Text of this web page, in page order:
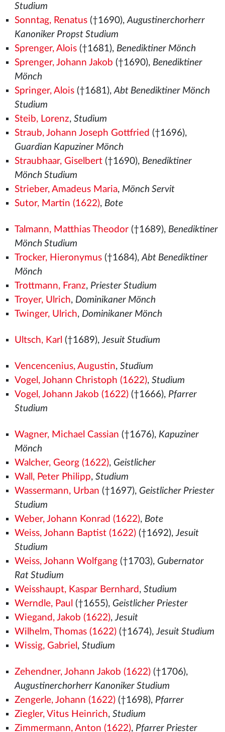
Studium
Sonntag, Renatus(†1690),Augustinerchorherr
Kanoniker Propst Studium
Sprenger, Alois(†1681), Benediktiner Mönch
Sprenger, Johann Jakob (†1690), Benediktiner
Mönch
Springer, Alois(†1681),Abt Benediktiner Mönch
Studium
Steib, Lorenz, Studium
Straub, Johann Joseph Gottfried (†1696),
Guardian Kapuziner Mönch
Straubhaar, Giselbert(†1690), Benediktiner
Mönch Studium
Strieber, Amadeus Maria, Mönch Servit
Sutor, Martin (1622), Bote
Talmann, Matthias Theodor(†1689), Benediktiner
Mönch Studium
Trocker, Hieronymus(†1684),Abt Benediktiner
Mönch
Trottmann, Franz, Priester Studium
Troyer, Ulrich, Dominikaner Mönch
Twinger, Ulrich, Dominikaner Mönch
Ultsch, Karl (†1689),Jesuit Studium
Vencencenius, Augustin, Studium
Vogel, Johann Christoph (1622), Studium
Vogel, Johann Jakob (1622)(†1666), Pfarrer
Studium
Wagner, Michael Cassian (†1676), Kapuziner
Mönch
Walcher, Georg (1622), Geistlicher
Wall, Peter Philipp, Studium
Wassermann, Urban (†1697), Geistlicher Priester
Studium
Weber, Johann Konrad (1622), Bote
Weiss, Johann Baptist (1622)(†1692),Jesuit
Studium
Weiss, Johann Wolfgang(†1703), Gubernator
Rat Studium
Weisshaupt, Kaspar Bernhard , Studium
Werndle, Paul (†1655), Geistlicher Priester
Wiegand, Jakob (1622),Jesuit
Wilhelm, Thomas (1622)(†1674),Jesuit Studium
Wissig, Gabriel , Studium
Zehendner, Johann Jakob (1622)(†1706),
Augustinerchorherr Kanoniker Studium
Zengerle, Johann (1622)(†1698), Pfarrer
Ziegler, Vitus Heinrich, Studium
Zimmermann, Anton (1622), Pfarrer Priester